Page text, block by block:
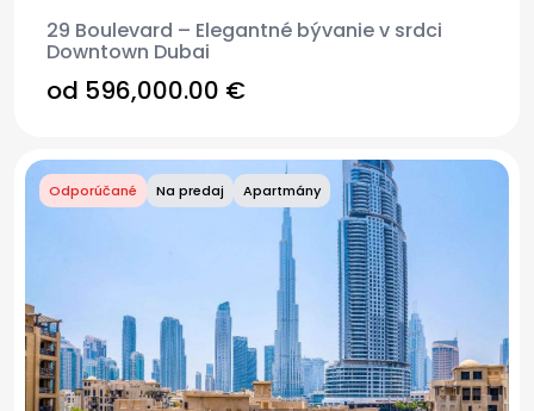
29 Boulevard – Elegantné bývanie v srdci
Downtown Dubai
od 596,000.00 €
Odporúčané Na predaj Apartmány